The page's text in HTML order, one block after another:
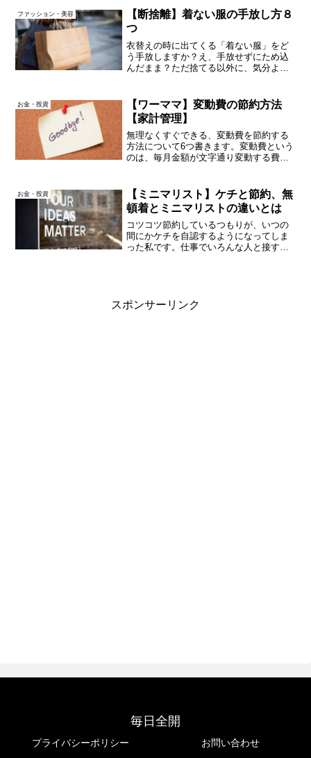
ので、とにかくこれまでよりも使いやす
くしたくて、使い方を...
ファッション・美容
【断捨離】着ない服の手放し方８
つ
衣替えの時に出てくる「着ない服」をど
う手放しますか？え、手放せずにため込
んだまま？ただ捨てる以外に、気分よく
手放せない…そんな状況を解決する手助
けになれば幸いです。家も...
お金・投資
【ワーママ】変動費の節約方法
【家計管理】
無理なくすぐできる、変動費を節約する
方法について6つ書きます。変動費という
のは、毎月金額が文字通り変動する費用
もしれません。今回は私が実践している
ことについてです。目から...
お金・投資
【ミニマリスト】ケチと節約、無
頓着とミニマリストの違いとは
コツコツ節約しているつもりが、いつの
間にかケチを自認するようになってしま
った私です。仕事でいろんな人と接する
スポンサーリンク
毎日全開
プライバシーポリシー
お問い合わせ